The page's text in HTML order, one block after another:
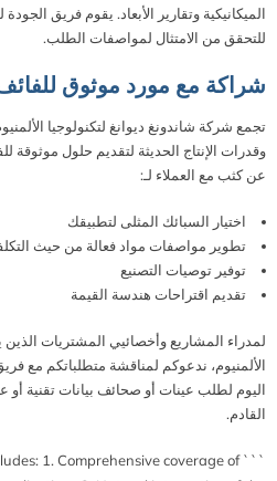
الميكانيكية وتقارير الأبعاد. يقوم فريق
للتحقق من الامتثال لمواصفات الطلب.
شراكة مع مورد موثوق للفائف
تجمع شركة شاندونغ ديوانغ لتكنولوجيا
وقدرات الإنتاج الحديثة لتقديم حلول موثوقة
عن كثب مع العملاء لـ:
اختيار السبائك المثلى لتطبيقك
تطوير مواصفات مواد فعالة من حيث
توفير توصيات التصنيع
تقديم اقتراحات هندسة القيمة
لمدراء المشاريع وأخصائيي المشتريات
الألمنيوم، ندعوكم لمناقشة متطلباتكم مع
اليوم لطلب عينات أو صحائف بيانات
القادم.
1. Comprehensive coverage of